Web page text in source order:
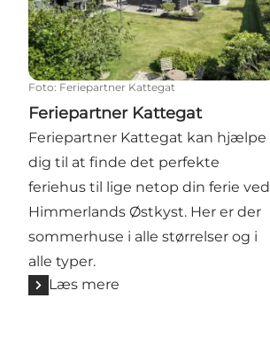
Foto: Feriepartner Kattegat
Feriepartner Kattegat
Feriepartner Kattegat kan hjælpe
dig til at finde det perfekte
feriehus til lige netop din ferie ved
Himmerlands Østkyst. Her er der
sommerhuse i alle størrelser og i
alle typer.
Læs mere